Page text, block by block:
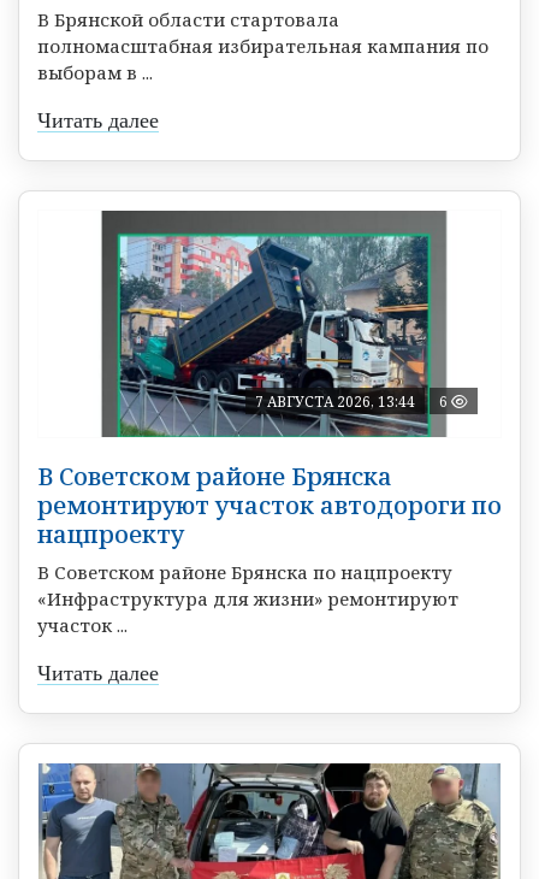
В Брянской области стартовала
полномасштабная избирательная кампания по
выборам в ...
Читать далее
7 АВГУСТА 2026, 13:44 6
В Советском районе Брянска
ремонтируют участок автодороги по
нацпроекту
В Советском районе Брянска по нацпроекту
«Инфраструктура для жизни» ремонтируют
участок ...
Читать далее